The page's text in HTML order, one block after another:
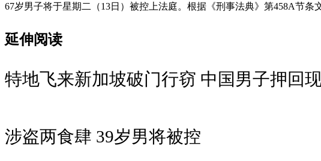
67岁男子将于星期二（13日）被控上法庭。根据《刑事法典》第458A节条
延伸阅读
特地飞来新加坡破门行窃 中国男子押回
涉盗两食肆 39岁男将被控